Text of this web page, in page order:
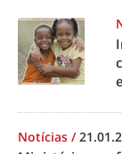
Notícias /